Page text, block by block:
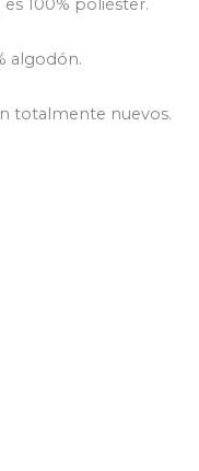
algodón.
totalmente nuevos.